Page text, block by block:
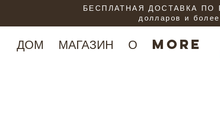
ДОМ МАГАЗИН О More
БЕСПЛАТНАЯ ДОСТАВКА ПО
долларов и